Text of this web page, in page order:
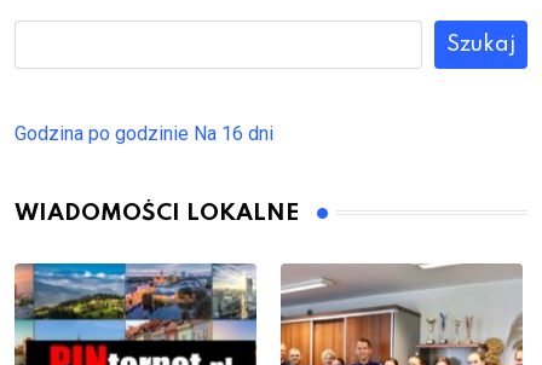
Szukaj
Godzina po godzinie Na 16 dni
WIADOMOŚCI LOKALNE